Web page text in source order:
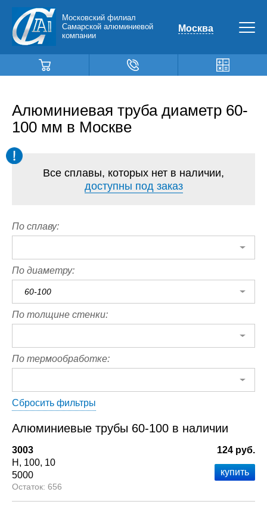
Московский филиал
Самарской алюминиевой
компании
Москва
Алюминиевая труба диаметр 60-
100 мм в Москве
Все сплавы, которых нет в наличии,
доступны под заказ
По сплаву:
По диаметру:
60-100
По толщине стенки:
По термообработке:
Сбросить фильтры
Алюминиевые трубы 60-100 в наличии
3003
Н
100 10
5000
656
124 руб.